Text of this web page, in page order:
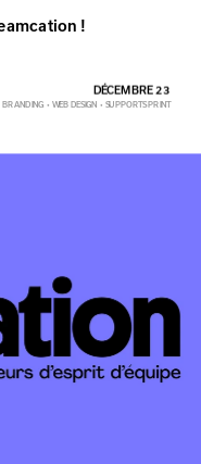
!
DÉCEMBRE 23
BRANDING  •  WEB DESIGN  •  SUPPORTS PRINT